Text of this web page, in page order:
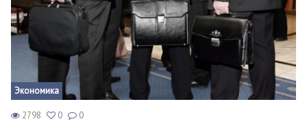
Экономика
2798 0 0